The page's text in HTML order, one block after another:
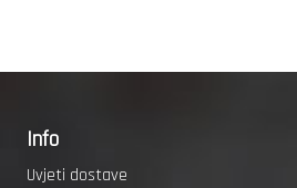
Info
Uvjeti dostave